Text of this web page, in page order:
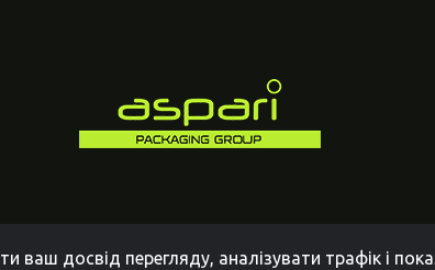
досвід перегляду, аналізувати трафік і